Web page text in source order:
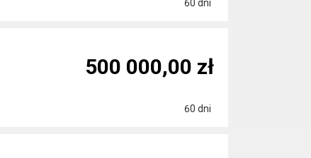
60 dni
60 dni
500 000,00 zł